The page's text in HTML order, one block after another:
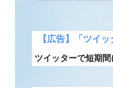
【広告】「ツイ
ツイッターで短期